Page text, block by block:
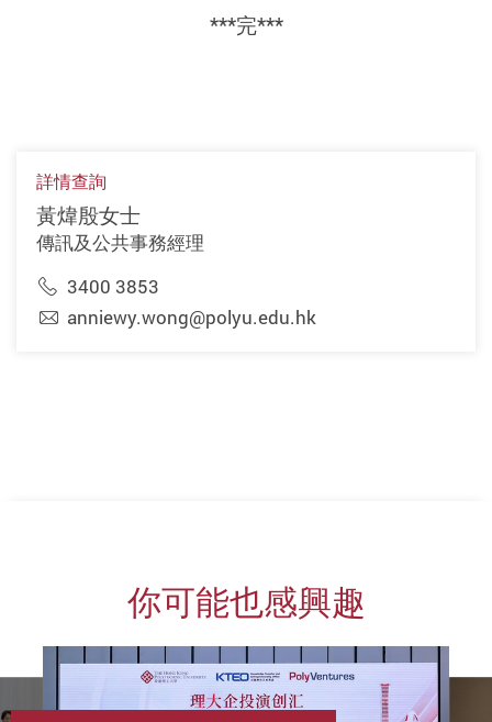
***完***
詳情查詢
黃煒殷女士
傳訊及公共事務經理
3400 3853
anniewy.wong@polyu.edu.hk
你可能也感興趣